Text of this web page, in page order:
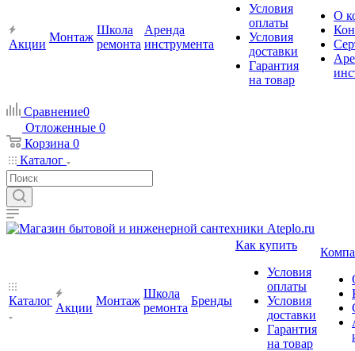
Акции
Монтаж
Школа
ремонта
Аренда
инструмента
Условия
оплаты
Условия
доставки
Гарантия
на товар
О
Сравнение0
Отложенные 0
Корзина 0
Каталог
Каталог
Акции
Монтаж
Школа
ремонта
Бренды
Как купить
Условия
оплаты
Условия
доставки
Гарантия
на товар